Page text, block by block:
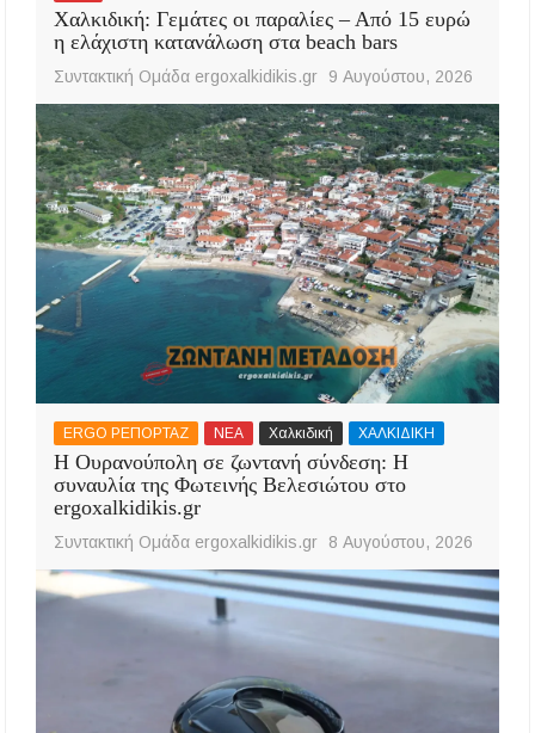
Χαλκιδική: Γεμάτες οι παραλίες – Από 15 ευρώ
η ελάχιστη κατανάλωση στα beach bars
Συντακτική Ομάδα ergoxalkidikis.gr 9 Αυγούστου, 2026
ERGO ΡΕΠΟΡΤΑΖ ΝΕΑ Χαλκιδική ΧΑΛΚΙΔΙΚΗ
Η Ουρανούπολη σε ζωντανή σύνδεση: Η
συναυλία της Φωτεινής Βελεσιώτου στο
ergoxalkidikis.gr
Συντακτική Ομάδα ergoxalkidikis.gr 8 Αυγούστου, 2026